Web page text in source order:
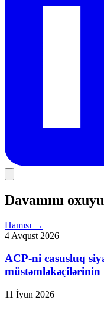
Davamını
Hamısı →
4 Avqust 2026
ACP-ni casusluq
müstəmləkəçilərinin
11 İyun 2026